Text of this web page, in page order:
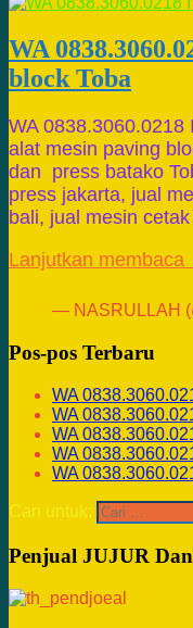
WA
block Toba
WA 0838.3060.0218
alat mesin paving
dan press batako
press jakarta, jual
bali, jual mesin
Lanjutkan membaca
— NASRULLAH
Pos-pos Terbaru
WA
WA
WA
WA
WA
Cari untuk:
Penjual JUJUR